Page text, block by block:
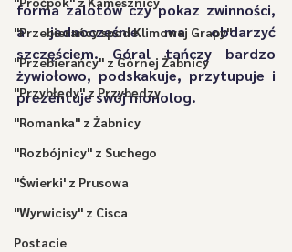
"Przebierańcy spod Klimowej Grapy"
"Przebierańcy" z Górnej Żabnicy
"Przybłędy" z Przybędzy
"Romanka" z Żabnicy
"Rozbójnicy" z Suchego
"Świerki' z Prusowa
"Wyrwicisy" z Cisca
Postacie
forma zalotów czy pokaz zwinności,
a jednocześnie ma obdarzyć
szczęściem. Góral tańczy bardzo
żywiołowo, podskakuje, przytupuje i
prezentuje swój monolog.